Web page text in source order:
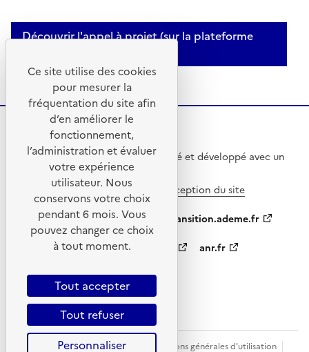
Découvrir l'appel à projet (sur la plateforme
Ce site internet a été pensé et développé avec un
objectif d’écoconception.
En savoir plus sur l’écoconception du site
ademe.fr
agirpourlatransition.ademe.fr
appelsprojetsrecherche.fr
anr.fr
data.gouv.fr
Mentions légales Conditions générales d'utilisation
Ce site utilise des cookies
pour mesurer la
fréquentation du site afin
d’en améliorer le
fonctionnement,
l’administration et évaluer
votre expérience
utilisateur. Nous
conservons votre choix
pendant 6 mois. Vous
pouvez changer ce choix
à tout moment.
Tout accepter
Tout refuser
Personnaliser